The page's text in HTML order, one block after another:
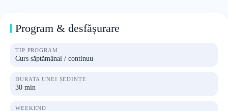
Program & desfășurare
TIP PROGRAM
Curs săptămânal / continuu
DURATA UNEI ȘEDINȚE
30 min
WEEKEND